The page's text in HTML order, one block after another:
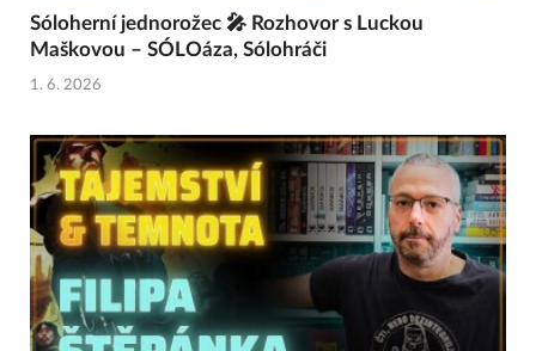
Sóloherní jednorožec 🎤 Rozhovor s Luckou
Maškovou – SÓLOáza, Sólohráči
1. 6. 2026